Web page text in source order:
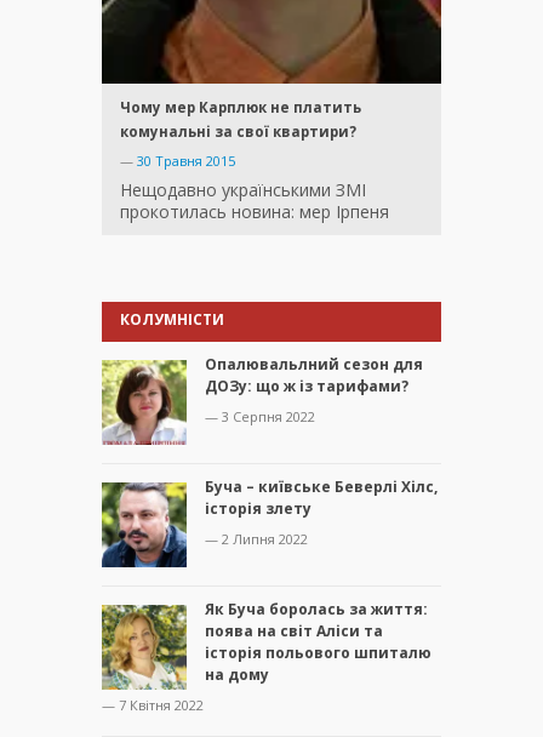
Чому мер Карплюк не платить
комунальні за свої квартири?
— 30 Травня 2015
Нещодавно українськими ЗМІ
прокотилась новина: мер Ірпеня
КОЛУМНІСТИ
Опалювальлний сезон для
ДОЗу: що ж із тарифами?
— 3 Серпня 2022
Буча – київське Беверлі Хілс,
історія злету
— 2 Липня 2022
Як Буча боролась за життя:
поява на світ Аліси та
історія польового шпиталю
на дому
— 7 Квітня 2022